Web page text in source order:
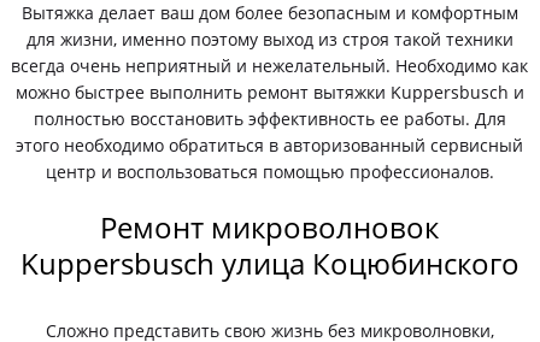
Вытяжка делает ваш дом более безопасным и комфортным
для жизни, именно поэтому выход из строя такой техники
всегда очень неприятный и нежелательный. Необходимо как
можно быстрее выполнить ремонт вытяжки Kuppersbusch и
полностью восстановить эффективность ее работы. Для
этого необходимо обратиться в авторизованный сервисный
центр и воспользоваться помощью профессионалов.
Ремонт микроволновок
Kuppersbusch улица Коцюбинского
Сложно представить свою жизнь без микроволновки,